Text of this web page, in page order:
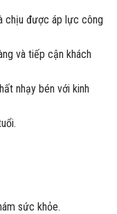
chịu được áp lực công
và tiếp cận khách
nhạy bén với kinh
sức khỏe.